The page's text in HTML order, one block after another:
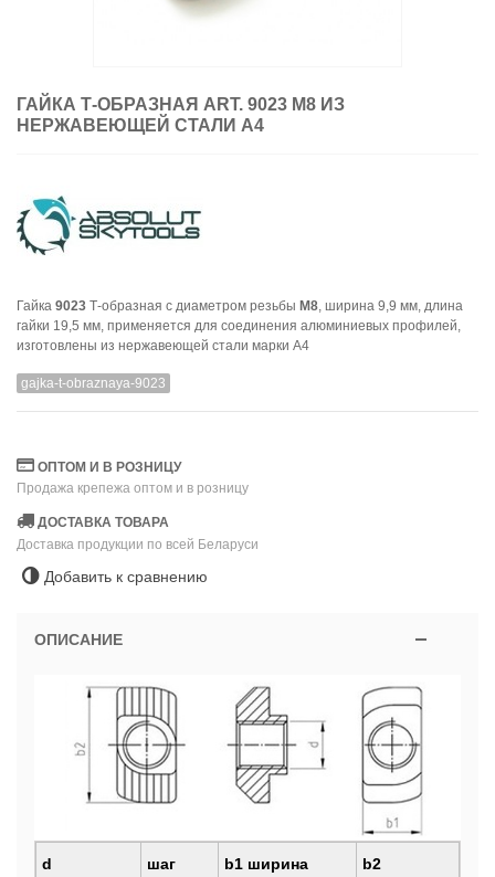
ГАЙКА Т-ОБРАЗНАЯ ART. 9023 М8 ИЗ
НЕРЖАВЕЮЩЕЙ СТАЛИ A4
Гайка 9023 Т-образная с диаметром резьбы М8 , ширина 9,9 мм, длина
гайки 19,5 мм, применяется для соединения алюминиевых профилей,
изготовлены из нержавеющей стали марки А4
gajka-t-obraznaya-9023
ОПТОМ И В РОЗНИЦУ
Продажа крепежа оптом и в розницу
ДОСТАВКА ТОВАРА
Доставка продукции по всей Беларуси
Добавить к сравнению
ОПИСАНИЕ
d
шаг
b1 ширина
b2